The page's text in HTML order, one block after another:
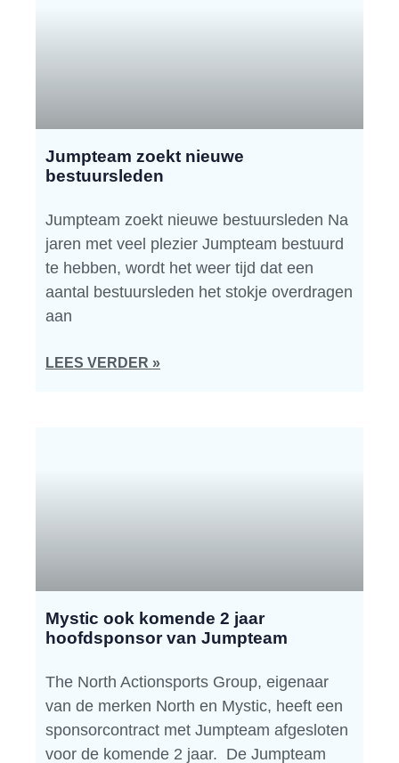
Jumpteam zoekt nieuwe
bestuursleden
Jumpteam zoekt nieuwe bestuursleden Na
jaren met veel plezier Jumpteam bestuurd
te hebben, wordt het weer tijd dat een
aantal bestuursleden het stokje overdragen
aan
LEES VERDER »
Mystic ook komende 2 jaar
hoofdsponsor van Jumpteam
The North Actionsports Group, eigenaar
van de merken North en Mystic, heeft een
sponsorcontract met Jumpteam afgesloten
voor de komende 2 jaar. De Jumpteam